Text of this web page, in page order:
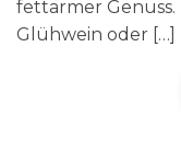
fettarmer
Glühwein oder […]